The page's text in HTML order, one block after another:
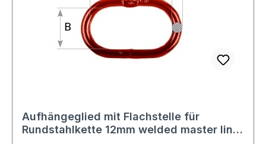
Aufhängeglied mit Flachstelle für
Rundstahlkette 12mm welded master link